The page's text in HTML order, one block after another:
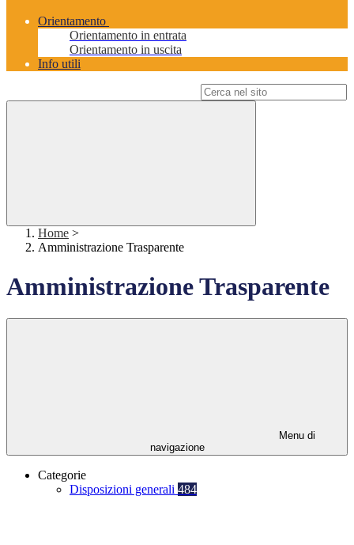
Orientamento
Orientamento in entrata
Orientamento in uscita
Info utili
Home >
Amministrazione Trasparente
Amministrazione Trasparente
Menu di
navigazione
Categorie
Disposizioni generali 484